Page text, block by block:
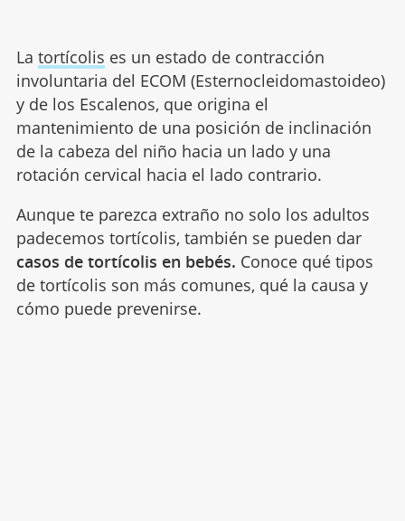
La tortícolis es un estado de contracción
involuntaria del ECOM (Esternocleidomastoideo)
y de los Escalenos, que origina el
mantenimiento de una posición de inclinación
de la cabeza del niño hacia un lado y una
rotación cervical hacia el lado contrario.
Aunque te parezca extraño no solo los adultos
padecemos tortícolis, también se pueden dar
casos de tortícolis en bebés. Conoce qué tipos
de tortícolis son más comunes, qué la causa y
cómo puede prevenirse.